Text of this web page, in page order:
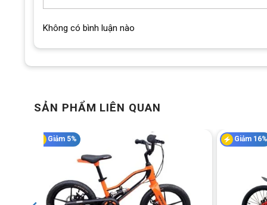
Xe kích thước 18 Inch
khiển của từng bé, mẫu xe này thường phù hợp với chiều
Yên xe có khả năng nâng hạ linh hoạt, giúp điều chỉnh
mái.
Lưu ý: Khi điều chỉnh yên, phụ huynh nên đảm bảo trẻ
đã giữ thăng bằng tốt, yên có thể được nâng dần để tạo tư
Không có bình luận nào
SẢN PHẨM LIÊN QUAN
Giảm 5% Giảm 16%